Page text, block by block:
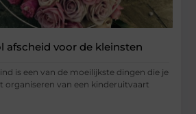
afscheid voor de kleinsten
is een van de moeilijkste dingen die je
organiseren van een kinderuitvaart